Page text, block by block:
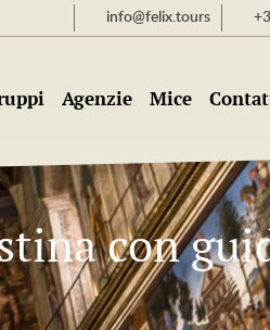
info@felix.tours
Agenzie Mice
con